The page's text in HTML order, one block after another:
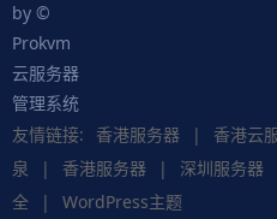
by ©
Prokvm
云服务器
管理系统
友情链接: 香港服务器 | 香港云
泉
| 香港服务器 | 深圳服务器
全
| WordPress主题